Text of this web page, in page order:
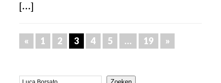
[...]
« 1 2 3 4 5 … 19 »